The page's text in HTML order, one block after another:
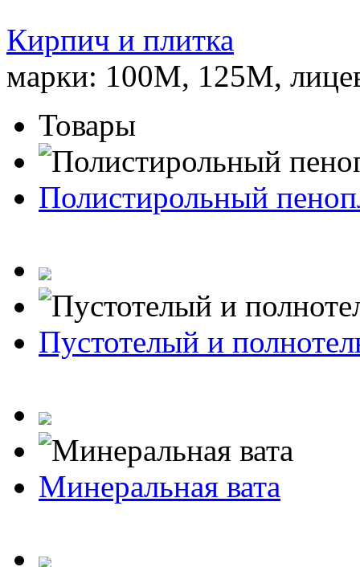
Кирпич и плитка
марки: 100М, 125М,
Товары
Полистирольный
Пустотелый и
Минеральная вата